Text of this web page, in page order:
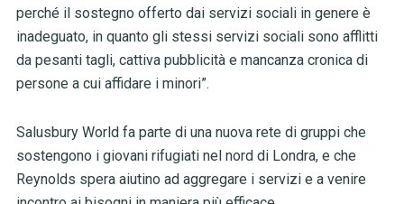
perché il sostegno offerto dai servizi sociali in genere è
inadeguato, in quanto gli stessi servizi sociali sono afflitti
da pesanti tagli, cattiva pubblicità e mancanza cronica di
persone a cui affidare i minori”.
Salusbury World fa parte di una nuova rete di gruppi che
sostengono i giovani rifugiati nel nord di Londra, e che
Reynolds spera aiutino ad aggregare i servizi e a venire